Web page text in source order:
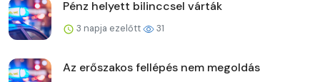
Pénz helyett bilinccsel várták
3 napja ezelőtt 31
Az erőszakos fellépés nem megoldás